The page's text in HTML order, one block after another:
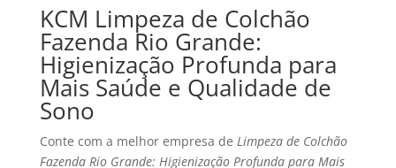
KCM Limpeza de Colchão
Fazenda Rio Grande:
Higienização Profunda para
Mais Saúde e Qualidade de
Sono
Conte com a melhor empresa de Limpeza de Colchão
Fazenda Rio Grande: Higienização Profunda para Mais